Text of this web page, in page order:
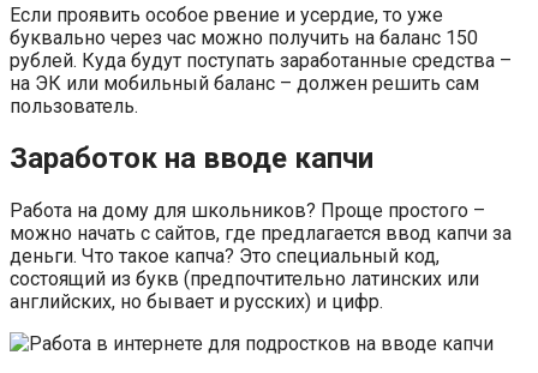
Если проявить особое рвение и усердие, то уже
буквально через час можно получить на баланс 150
рублей. Куда будут поступать заработанные средства –
на ЭК или мобильный баланс – должен решить сам
пользователь.
Заработок на вводе капчи
Работа на дому для школьников? Проще простого –
можно начать с сайтов, где предлагается ввод капчи за
деньги. Что такое капча? Это специальный код,
состоящий из букв (предпочтительно латинских или
английских, но бывает и русских) и цифр.